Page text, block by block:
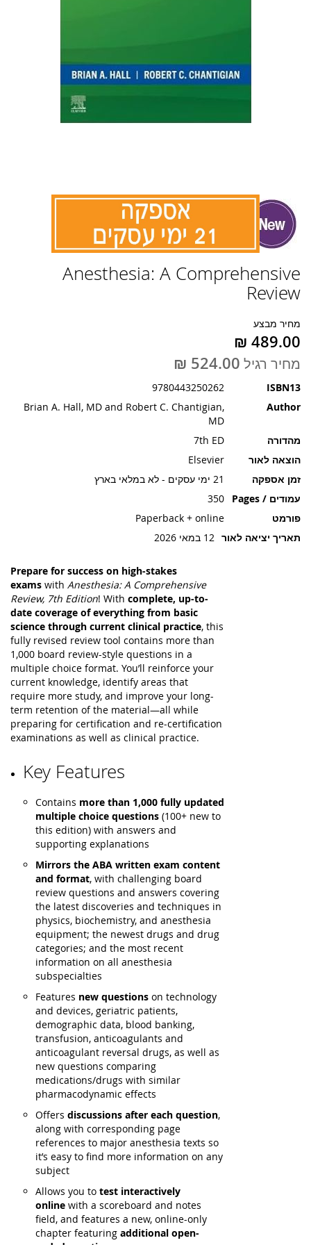
Anesthesia: A Comprehensive
Review
מחיר מבצע
מחיר רגיל
ISBN13
9780443250262
Author
Brian A. Hall, MD and Robert C. Chantigian,
MD
מהדורה
7th ED
הוצאה לאור
Elsevier
זמן אספקה
21 ימי עסקים - לא במלאי בארץ
עמודים / Pages
350
פורמט
Paperback + online
תאריך יציאה לאור 12 במאי 2026
Prepare for success on high-stakes
exams with Anesthesia: A Comprehensive
Review, 7th Edition! With complete, up-to-
date coverage of everything from basic
science through current clinical practice, this
fully revised review tool contains more than
1,000 board review-style questions in a
multiple choice format. You’ll reinforce your
current knowledge, identify areas that
require more study, and improve your long-
term retention of the material—all while
preparing for certification and re-certification
examinations as well as clinical practice.
Key Features
Contains more than 1,000 fully updated
multiple choice questions (100+ new to
this edition) with answers and
supporting explanations
Mirrors the ABA written exam content
and format, with challenging board
review questions and answers covering
the latest discoveries and techniques in
physics, biochemistry, and anesthesia
equipment; the newest drugs and drug
categories; and the most recent
information on all anesthesia
subspecialties
Features new questions on technology
and devices, geriatric patients,
demographic data, blood banking,
transfusion, anticoagulants and
anticoagulant reversal drugs, as well as
new questions comparing
medications/drugs with similar
pharmacodynamic effects
Offers discussions after each question,
along with corresponding page
references to major anesthesia texts so
it’s easy to find more information on any
subject
Allows you to test interactively
online with a scoreboard and notes
field, and features a new, online-only
chapter featuring additional open-
להתחלה
של
גלריית